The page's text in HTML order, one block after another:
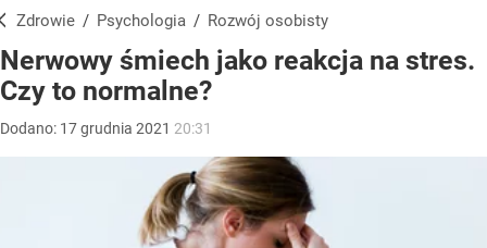
Zdrowie / Psychologia / Rozwój osobisty
Nerwowy śmiech jako reakcja na stres.
Czy to normalne?
Dodano: 17grudnia 2021 20:31